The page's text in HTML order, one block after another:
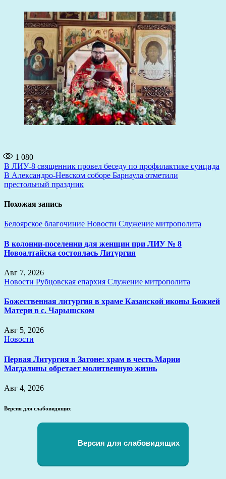
1 080
Навигация
по
В ЛИУ-8 священник провел беседу по профилактике суицида
В Александро-Невском соборе Барнаула отметили
престольный праздник
Похожая запись
Белоярское благочиние Новости Служение митрополита
В колонии-поселении для женщин при ЛИУ № 8
Новоалтайска состоялась Литургия
Авг 7, 2026
Новости Рубцовская епархия Служение митрополита
Божественная литургия в храме Казанской иконы Божией
Матери в с. Чарышском
Авг 5, 2026
Новости
Первая Литургия в Затоне: храм в честь Марии
Магдалины обретает молитвенную жизнь
Авг 4, 2026
Версия для слабовидящих
Версия для слабовидящих